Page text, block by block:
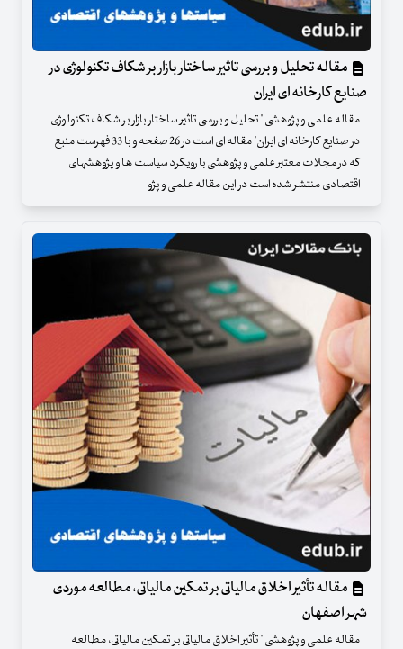
مقاله تحلیل و بررسی تاثیر ساختار بازار بر شکاف تکنولوژی در
صنایع کارخانه ای ایران
مقاله علمی و پژوهشی " تحلیل و بررسی تاثیر ساختار بازار بر شکاف تکنولوژی
در صنایع کارخانه ای ایران" مقاله ای است در 26 صفحه و با 33 فهرست منبع
که در مجلات معتبر علمی و پژوهشی با رویکرد سیاست ها و پژوهشهای
اقتصادی منتشر شده است در این مقاله علمی و پژو
مقاله تأثیر اخلاق مالیاتی بر تمکین مالیاتی، مطالعه موردی
شهر اصفهان
مقاله علمی و پژوهشی " تأثیر اخلاق مالیاتی بر تمکین مالیاتی، مطالعه